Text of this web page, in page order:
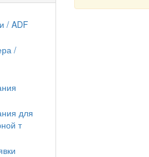
/ ADF
/
для
т